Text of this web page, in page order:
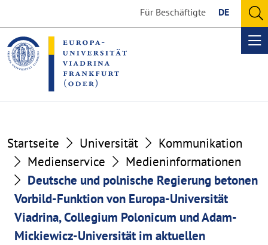
the
content
section
the
footer
section
Für Beschäftigte DE
Startseite Universität
Kommunikation
Medienservice
Medieninformationen
Deutsche und polnische Regierung betonen
Vorbild-Funktion von Europa-Universität
Viadrina, Collegium Polonicum und Adam-
Mickiewicz-Universität im aktuellen